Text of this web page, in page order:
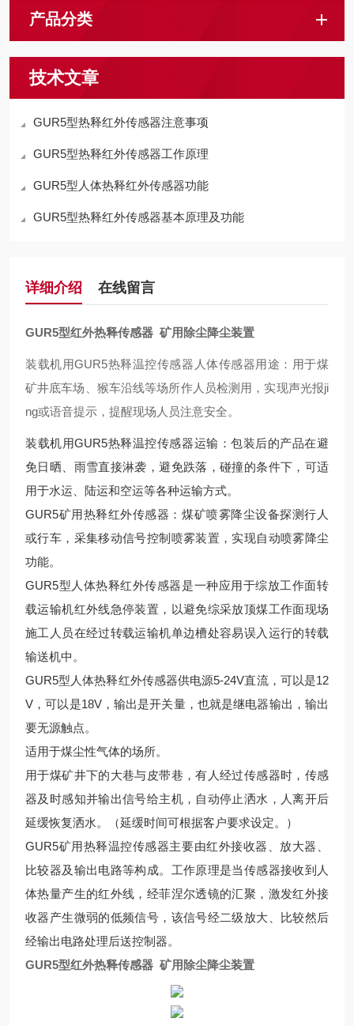
产品分类
技术文章
GUR5型热释红外传感器注意事项
GUR5型热释红外传感器工作原理
GUR5型人体热释红外传感器功能
GUR5型热释红外传感器基本原理及功能
详细介绍 在线留言
GUR5型红外热释传感器 矿用除尘降尘装置
装载机用GUR5热释温控传感器人体传感器用途：用于煤
矿井底车场、猴车沿线等场所作人员检测用，实现声光报ji
ng或语音提示，提醒现场人员注意安全。
装载机用GUR5热释温控传感器运输：包装后的产品在避
免日晒、雨雪直接淋袭，避免跌落，碰撞的条件下，可适
用于水运、陆运和空运等各种运输方式。
GUR5矿用热释红外传感器：煤矿喷雾降尘设备探测行人
或行车，采集移动信号控制喷雾装置，实现自动喷雾降尘
功能。
GUR5型人体热释红外传感器是一种应用于综放工作面转
载运输机红外线急停装置，以避免综采放顶煤工作面现场
施工人员在经过转载运输机单边槽处容易误入运行的转载
输送机中。
GUR5型人体热释红外传感器供电源5-24V直流，可以是12
V，可以是18V，输出是开关量，也就是继电器输出，输出
要无源触点。
适用于煤尘性气体的场所。
用于煤矿井下的大巷与皮带巷，有人经过传感器时，传感
器及时感知并输出信号给主机，自动停止洒水，人离开后
延缓恢复洒水。（延缓时间可根据客户要求设定。）
GUR5矿用热释温控传感器主要由红外接收器、放大器、
比较器及输出电路等构成。工作原理是当传感器接收到人
体热量产生的红外线，经菲涅尔透镜的汇聚，激发红外接
收器产生微弱的低频信号，该信号经二级放大、比较然后
经输出电路处理后送控制器。
GUR5型红外热释传感器 矿用除尘降尘装置